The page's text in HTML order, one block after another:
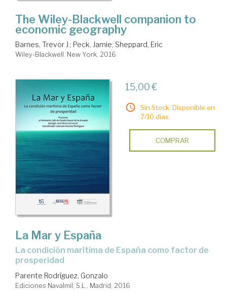
The Wiley-Blackwell companion to
economic geography
Barnes, Trevor J.; Peck, Jamie; Sheppard, Eric
Wiley-Blackwell. New York, 2016
15,00 €
Sin Stock. Disponible en
7/10 días.
COMPRAR
La Mar y España
la condición marítima de España como factor de
prosperidad
Parente Rodríguez, Gonzalo
Ediciones Navalmil, S.L.. Madrid, 2016